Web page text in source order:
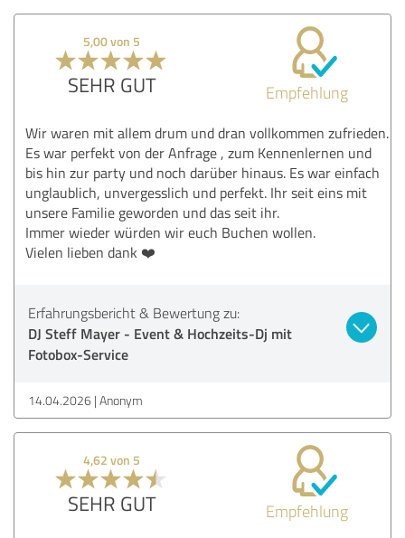
5,00 von 5
SEHR GUT Empfehlung
Wir waren mit allem drum und dran vollkommen zufrieden.
Es war perfekt von der Anfrage , zum Kennenlernen und
bis hin zur party und noch darüber hinaus. Es war einfach
unglaublich, unvergesslich und perfekt. Ihr seit eins mit
unsere Familie geworden und das seit ihr.
Immer wieder würden wir euch Buchen wollen.
Vielen lieben dank ❤️
Erfahrungsbericht & Bewertung zu:
DJ Steff Mayer - Event & Hochzeits-Dj mit
Fotobox-Service
14.04.2026 Anonym
4,62 von 5
SEHR GUT Empfehlung